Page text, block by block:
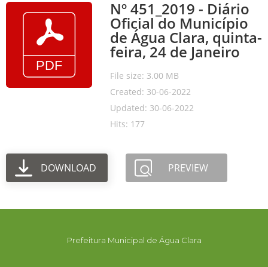
Nº 451_2019 - Diário
Oficial do Município
de Água Clara, quinta-
feira, 24 de Janeiro
File size: 3.00 MB
Created: 30-06-2022
Updated: 30-06-2022
Hits: 177
DOWNLOAD PREVIEW
Prefeitura Municipal de Água Clara